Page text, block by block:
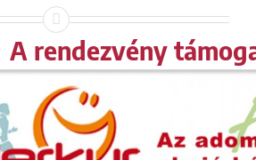
A rendezvény